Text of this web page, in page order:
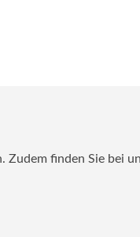
finden Sie bei